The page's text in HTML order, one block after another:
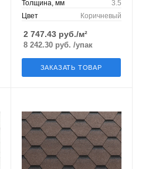
Толщина, мм
3.5
Цвет
Коричневый
2 747.43 руб./м²
8 242.30руб. /упак
ЗАКАЗАТЬ ТОВАР